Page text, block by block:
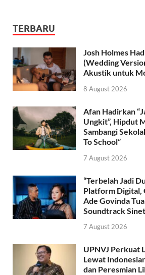
TERBARU
Josh Holmes
(Wedding
Akustik untuk
8 August 2026
Afan Hadirkan
Ungkit”, Hipdut
Sambangi
To School”
7 August 2026
“Terbelah Jadi
Platform Digital,
Ade Govinda
Soundtrack
7 August 2026
UPNVJ Perkuat
Lewat
dan Peresmian